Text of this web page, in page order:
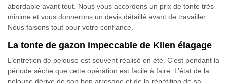
abordable avant tout. Nous vous accordons un prix de tonte très
minime et vous donnerons un devis détaillé avant de travailler.
Nous faisons tout pour votre confiance.
La tonte de gazon impeccable de Klien élagage
L’entretien de pelouse est souvent réalisé en été. C’est pendant la
période sèche que cette opération est facile à faire. L’état de la